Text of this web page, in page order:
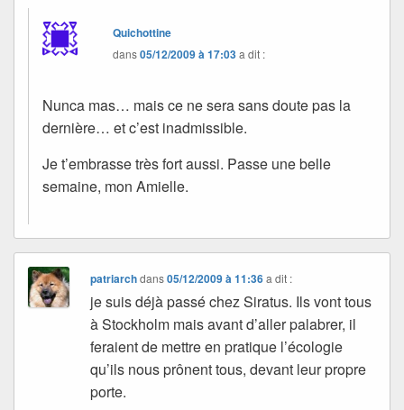
Quichottine
dans05/12/2009 à 17:03a dit :
Nunca mas… mais ce ne sera sans doute pas la
dernière… et c’est inadmissible.
Je t’embrasse très fort aussi. Passe une belle
semaine, mon Amielle.
patriarchdans05/12/2009 à 11:36 a dit :
je suis déjà passé chez Siratus. Ils vont tous
à Stockholm mais avant d’aller palabrer, il
feraient de mettre en pratique l’écologie
qu’ils nous prônent tous, devant leur propre
porte.